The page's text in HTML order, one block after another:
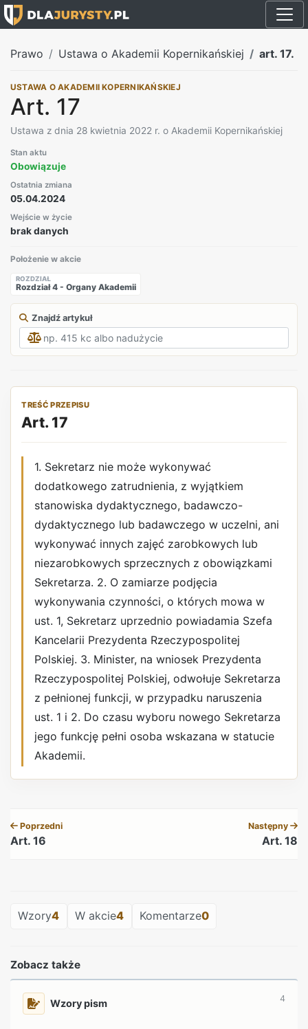
Prawo Ustawa o Akademii Kopernikańskiej art. 17.
USTAWA O AKADEMII KOPERNIKAŃSKIEJ
Art. 17
Ustawa z dnia 28 kwietnia 2022 r. o Akademii Kopernikańskiej
Stan aktu
Obowiązuje
Ostatnia zmiana
05.04.2024
Wejście w życie
brak danych
Położenie w akcie
ROZDZIAŁ
Rozdział 4 - Organy Akademii
Znajdź artykuł
TREŚĆ PRZEPISU
Art. 17
1. Sekretarz nie może wykonywać
dodatkowego zatrudnienia, z wyjątkiem
stanowiska dydaktycznego, badawczo-
dydaktycznego lub badawczego w uczelni, ani
wykonywać innych zajęć zarobkowych lub
niezarobkowych sprzecznych z obowiązkami
Sekretarza. 2. O zamiarze podjęcia
wykonywania czynności, o których mowa w
ust. 1, Sekretarz uprzednio powiadamia Szefa
Kancelarii Prezydenta Rzeczypospolitej
Polskiej. 3. Minister, na wniosek Prezydenta
Rzeczypospolitej Polskiej, odwołuje Sekretarza
z pełnionej funkcji, w przypadku naruszenia
ust. 1 i 2. Do czasu wyboru nowego Sekretarza
jego funkcję pełni osoba wskazana w statucie
Akademii.
Poprzedni
Art. 16
Następny
Art. 18
Wzory4 W akcie4 Komentarze0
Zobacz także
Wzory pism 4